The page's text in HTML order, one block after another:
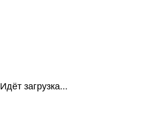
Идёт загрузка...